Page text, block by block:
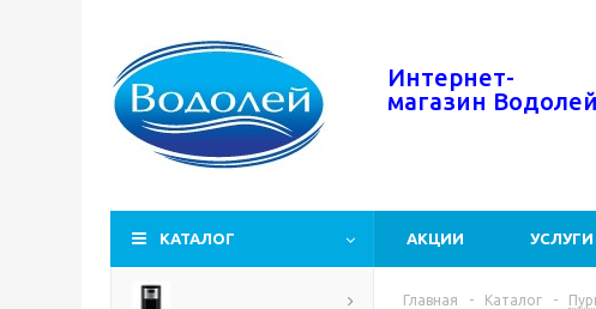
Интернет-
магазин Водолей
КАТАЛОГ АКЦИИ УСЛУГИ
Главная - Каталог -